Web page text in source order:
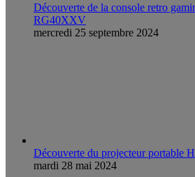
Découverte de la console retro
RG40XXV
mercredi 25 septembre 2024
Découverte du projecteur portable
mardi 28 mai 2024